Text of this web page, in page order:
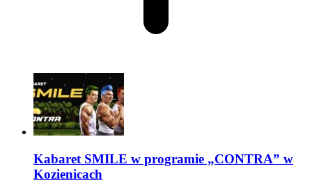
Kabaret SMILE w programie „CONTRA” w
Kozienicach